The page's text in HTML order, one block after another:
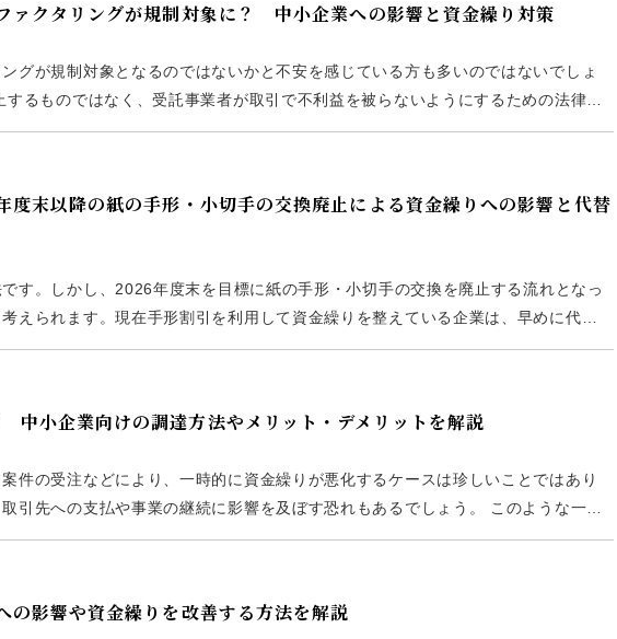
ァクタリングが規制対象に？ 中小企業への影響と資金繰り対策
グが規制対象となるのではないかと不安を感じている方も多いのではないでしょ
るものではなく、受託事業者が取引で不利益を被らないようにするための法律で
象となるため、事前に内容を理解しておくことが重要です。 本記事では、取適法
末以降の紙の手形・小切手の交換廃止による資金繰りへの影響と代替
す。しかし、2026年度末を目標に紙の手形・小切手の交換を廃止する流れとなっ
えられます。現在手形割引を利用して資金繰りを整えている企業は、早めに代替
割引の代替となる手段には、どのようなものがあるのでしょうか。 本記事では、
小企業向けの調達方法やメリット・デメリットを解説
件の受注などにより、一時的に資金繰りが悪化するケースは珍しいことではあり
引先への支払や事業の継続に影響を及ぼす恐れもあるでしょう。 このような一時
資」です。つなぎ融資を利用すると、どのようなメリット・デメリットがあるの
影響や資金繰りを改善する方法を解説